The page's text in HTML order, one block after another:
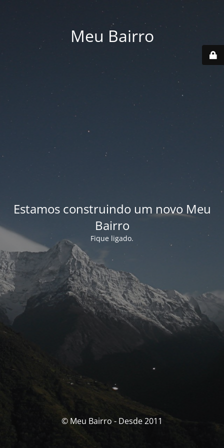
Meu Bairro
Estamos construindo um novo Meu
Bairro
Fique ligado.
© Meu Bairro - Desde 2011